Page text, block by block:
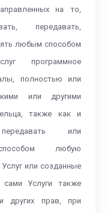
на то,
передавать,
любым способом
программное
полностью или
или другими
также как и
или
любую
или созданные
Услуги также
других прав, при